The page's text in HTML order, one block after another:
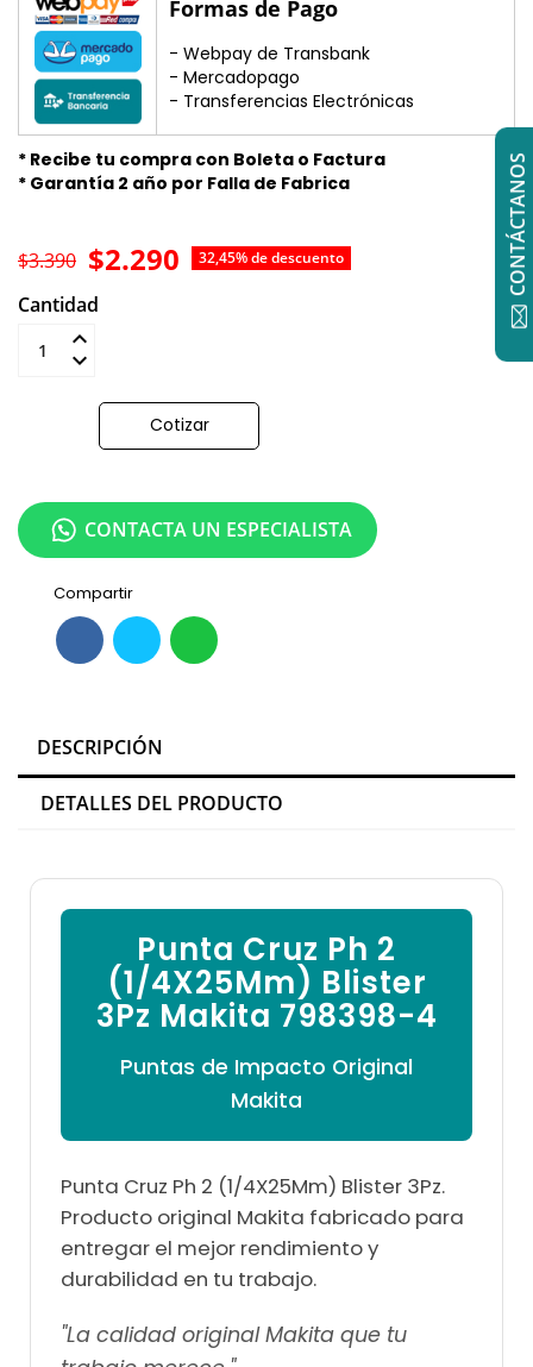
Formas de Pago
- Webpay de Transbank
- Mercadopago
- Transferencias Electrónicas
* Recibe tu compra con Boleta o Factura
* Garantía 2 año por Falla de Fabrica
$2.290 32,45% de descuento
$3.390
Cantidad
Cotizar
Compartir
CONTACTA UN ESPECIALISTA
DESCRIPCIÓN
DETALLES DEL PRODUCTO
Punta Cruz Ph 2
(1/4X25Mm) Blister
3Pz Makita 798398-4
Puntas de Impacto Original
Makita
Punta Cruz Ph 2 (1/4X25Mm) Blister 3Pz.
Producto original Makita fabricado para
entregar el mejor rendimiento y
durabilidad en tu trabajo.
"La calidad original Makita que tu
CONTÁCTANOS